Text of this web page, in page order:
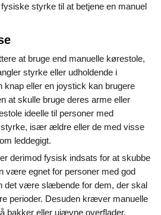
styrke til at betjene en manuel
at bruge end manuelle kørestole,
styrke eller udholdende i
knap eller en joystick kan brugere
at skulle bruge deres arme eller
ideelle til personer med
især ældre eller de med visse
leddegigt.
derimod fysisk indsats for at skubbe
være egnet for personer med god
det være slæbende for dem, der skal
perioder. Desuden kræver manuelle
bakker eller ujævne overflader,